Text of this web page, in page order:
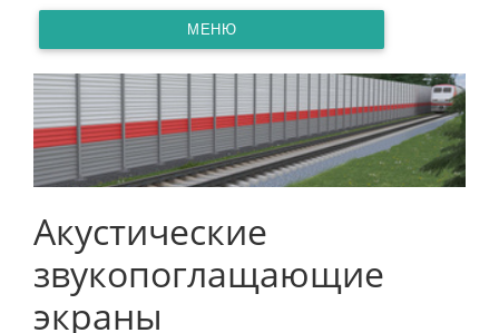
МЕНЮ
Акустические
звукопоглащающие
экраны